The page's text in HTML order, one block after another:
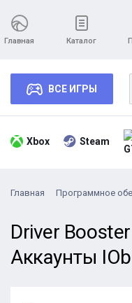
Главная Каталог
ВСЕ ИГРЫ
Xbox Steam
Главная Программное
Driver
Аккаунты